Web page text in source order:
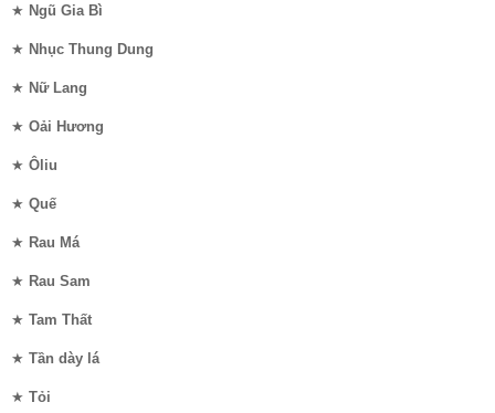
★ Ngũ Gia Bì
★ Nhục Thung Dung
★ Nữ Lang
★ Oải Hương
★ Ôliu
★ Quế
★ Rau Má
★ Rau Sam
★ Tam Thất
★ Tần dày lá
★ Tỏi